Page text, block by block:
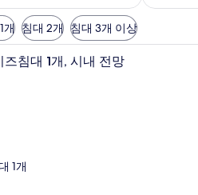
개 침대 2개 침대 3개 이상
클럽룸, 킹사이즈침대 1
침대 1개, 시내 전망
1개